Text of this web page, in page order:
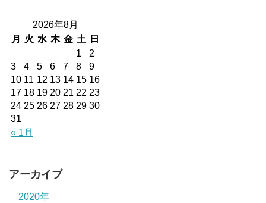
2026年8月
月
火 水 木 金 土 日
« 1月
1
2
3
4 5 6 7 8
9
10 11 12 13 14 15 16
17 18 19 20 21 22 23
24 25 26 27 28 29 30
31
アーカイブ
2020年